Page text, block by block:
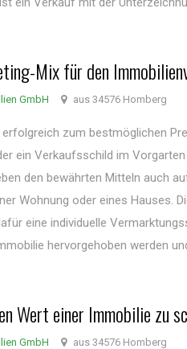
Mix für den
GmbH aus 34576 Homberg
zum bestmöglichen
ein Verkaufsschild im
den bewährten Mitteln auch
Wohnung oder eines Hauses.
eine individuelle
hervorgehoben werden
Wert einer Immobilie zu
GmbH aus 34576 Homberg